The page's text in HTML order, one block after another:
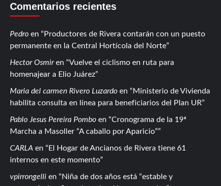
Comentarios recientes
Pedro en
Productores de Rivera contarán con un puesto
permanente en la Central Hortícola del Norte
Hector Osmiren
Vuelve el ciclismo en ruta para
homenajear a Elio Juárez
Maria del carmen Rivero Luzardo en
Ministerio de Vivienda
habilita consulta en línea para beneficiarios del Plan UR
Pablo Jesus Pereira Pombo en
Cronograma de la 19ª
Marcha a Masoller “A caballo por Aparicio”
CARLA en
El Hogar de Ancianos de Rivera tiene 61
internos en este momento
vpirrongelli en
Niña de dos años está “estable y